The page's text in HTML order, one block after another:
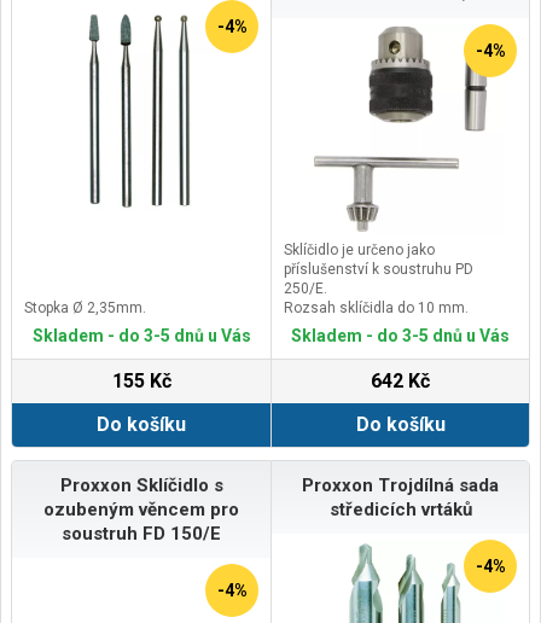
-4%
Stopka Ø 2,35mm.
Skladem - do 3-5 dnů u Vás
155 Kč
Do košíku
-4%
Sklíčidlo je určeno jako
příslušenství k soustruhu PD
250/E.
Rozsah sklíčidla do 10 mm.
Jedná se o sklíčidlo průmyslového
provedení s přesným vystředěním
čelistí.
Čep pro nasazení do pinoly MK 1.
Skladem - do 3-5 dnů u Vás
642 Kč
Do košíku
Proxxon Sklíčidlo s
ozubeným věncem pro
soustruh FD 150/E
-4%
Proxxon Trojdílná sada
středicích vrtáků
-4%